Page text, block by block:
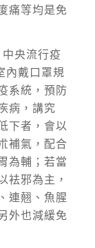
痛等均是免
央流行疫
內戴口罩規
系統，預防
病，講究
下者，會以
補氣，配合
為輔；若當
袪邪為主，
連翹、魚腥
外也減緩免